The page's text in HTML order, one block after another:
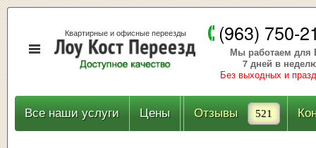
Квартирные и офисные переезды (963) 750-
Мы работаем для
7 дней в
Без выходных и
Все наши услуги Цены Отзывы 521